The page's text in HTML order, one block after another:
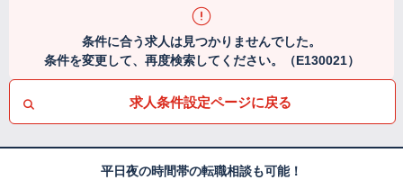
条件に合う求人は見つかりませんでした。
条件を変更して、再度検索してください。（E130021）
求人条件設定ページに戻る
平日夜の時間帯の転職相談も可能！